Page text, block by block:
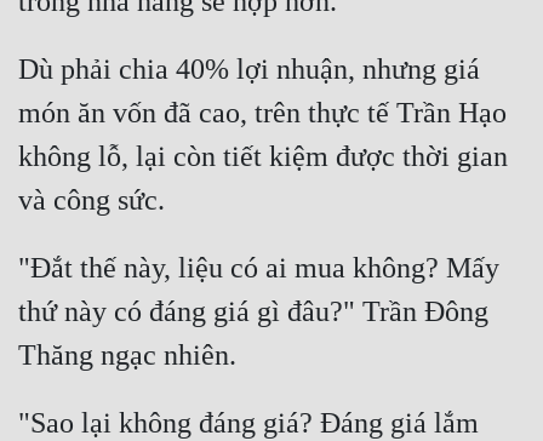
Dù phải chia 40% lợi nhuận, nhưng giá
món ăn vốn đã cao, trên thực tế Trần Hạo
không lỗ, lại còn tiết kiệm được thời gian
"Đắt thế này, liệu có ai mua không? Mấy
thứ này có đáng giá gì đâu?" Trần Đông
"Sao lại không đáng giá? Đáng giá lắm